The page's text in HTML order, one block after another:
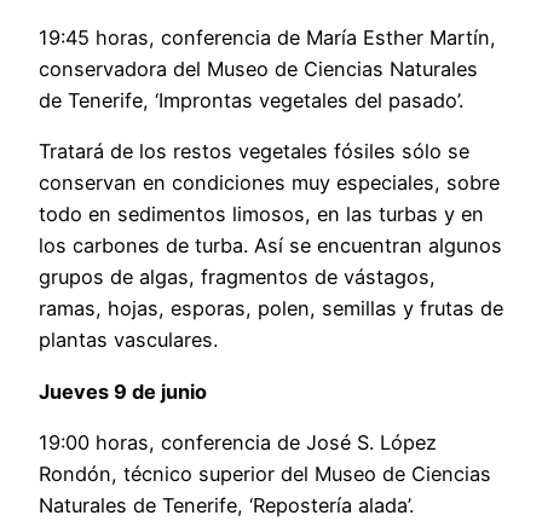
19:45 horas, conferencia de María Esther Martín,
conservadora del Museo de Ciencias Naturales
de Tenerife, ‘Improntas vegetales del pasado’.
Tratará de los restos vegetales fósiles sólo se
conservan en condiciones muy especiales, sobre
todo en sedimentos limosos, en las turbas y en
los carbones de turba. Así se encuentran algunos
grupos de algas, fragmentos de vástagos,
ramas, hojas, esporas, polen, semillas y frutas de
plantas vasculares.
Jueves 9 de junio
19:00 horas, conferencia de José S. López
Rondón, técnico superior del Museo de Ciencias
Naturales de Tenerife, ‘Repostería alada’.